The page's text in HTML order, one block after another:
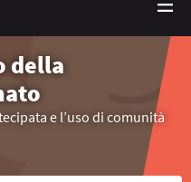
della
e l’uso di comunità